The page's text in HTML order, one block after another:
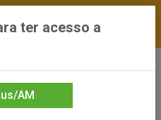
— Entrega em até 24h
ter acesso a
AM